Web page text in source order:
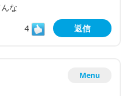
な
4
返信
Menu